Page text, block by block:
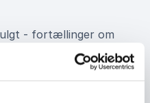
- fortællinger om
på stalking og de
kan have for dem, der
stemme til et emne,